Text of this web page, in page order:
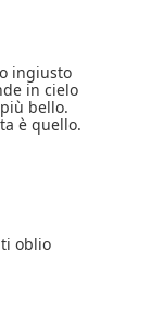
ingiusto
in cielo
bello.
è quello.
oblio